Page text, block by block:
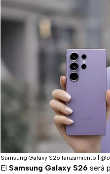
Samsung Galaxy S26 lanzamiento
El Samsung Galaxy S26 será